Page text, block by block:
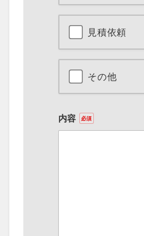
見積依頼
その他
内容 必須